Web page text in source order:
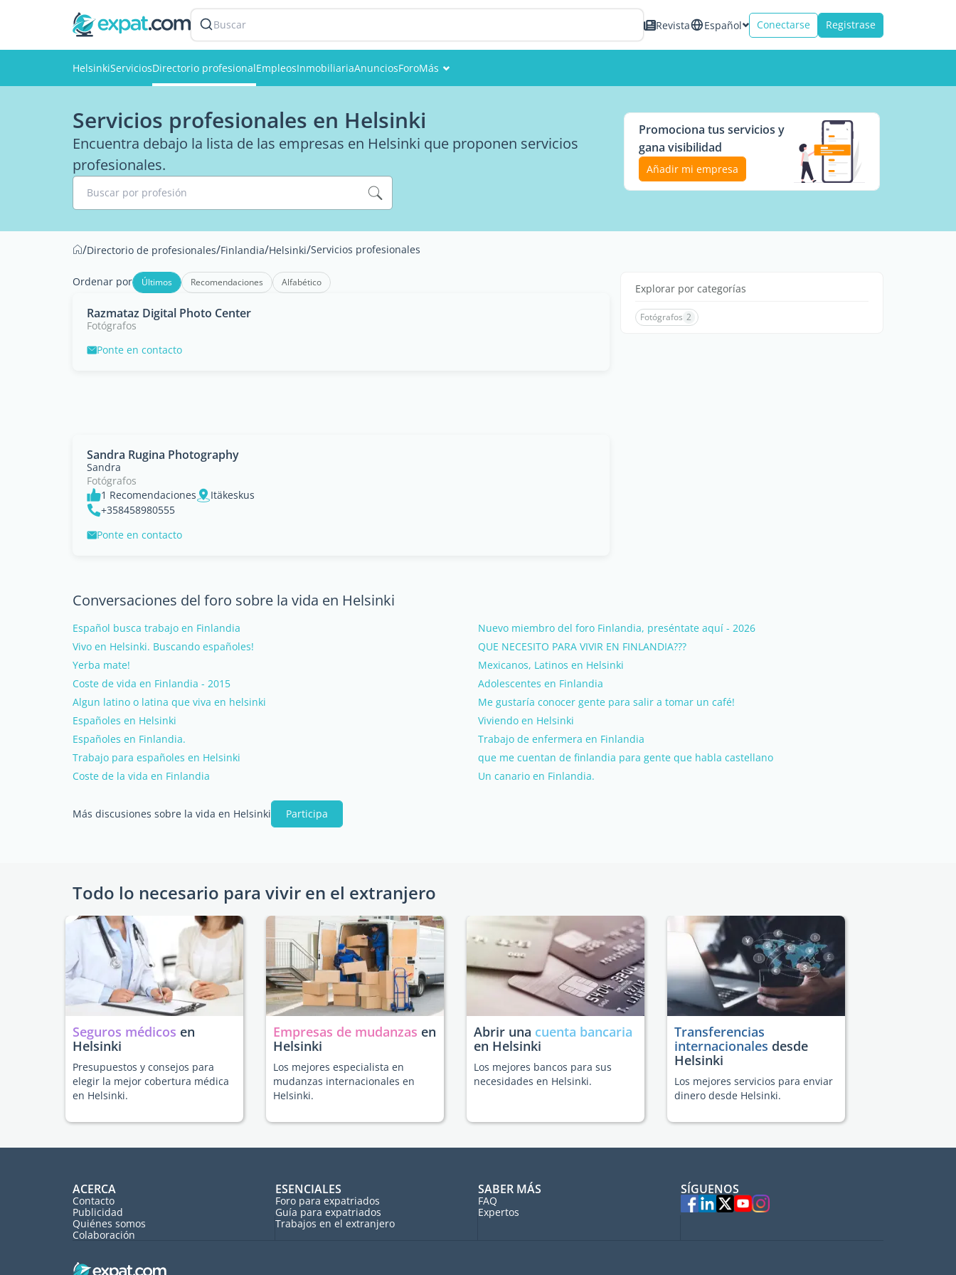
Buscar Revista Español Conectarse Registrase
HelsinkiServiciosDirectorio profesionalEmpleosInmobiliariaAnunciosForoMás
Servicios profesionales en Helsinki
Encuentra debajo la lista de las empresas en Helsinki que proponen servicios
profesionales.
Buscar por profesión
Promociona tus servicios y
gana visibilidad
Añadir mi empresa
/Directorio de profesionales/Finlandia/Helsinki/Servicios profesionales
Ordenar por Últimos Recomendaciones Alfabético
Razmataz Digital Photo Center
Fotógrafos
Ponte en contacto
Sandra Rugina Photography
Sandra
Fotógrafos
1 Recomendaciones
Itäkeskus
+358458980555
Ponte en contacto
Explorar por categorías
Fotógrafos 2
Conversaciones del foro sobre la vida en Helsinki
Español busca trabajo en Finlandia
Nuevo miembro del foro Finlandia, preséntate aquí - 2026
Vivo en Helsinki. Buscando españoles!
QUE NECESITO PARA VIVIR EN FINLANDIA???
Yerba mate!
Mexicanos, Latinos en Helsinki
Coste de vida en Finlandia - 2015
Adolescentes en Finlandia
Algun latino o latina que viva en helsinki
Me gustaría conocer gente para salir a tomar un café!
Españoles en Helsinki
Viviendo en Helsinki
Españoles en Finlandia.
Trabajo de enfermera en Finlandia
Trabajo para españoles en Helsinki
que me cuentan de finlandia para gente que habla castellano
Coste de la vida en Finlandia
Un canario en Finlandia.
Más discusiones sobre la vida en Helsinki Participa
Todo lo necesario para vivir en el extranjero
Seguros médicos en
Helsinki
Presupuestos y consejos para
elegir la mejor cobertura médica
en Helsinki.
Empresas de mudanzas en
Helsinki
Los mejores especialista en
mudanzas internacionales en
Helsinki.
Abrir una cuenta bancaria
en Helsinki
Los mejores bancos para sus
necesidades en Helsinki.
Transferencias
internacionales desde
Helsinki
Los mejores servicios para enviar
dinero desde Helsinki.
ACERCA
Contacto
Publicidad
Quiénes somos
Colaboración
ESENCIALES
Foro para expatriados
Guía para expatriados
Trabajos en el extranjero
SABER MÁS
FAQ
Expertos
SÍGUENOS